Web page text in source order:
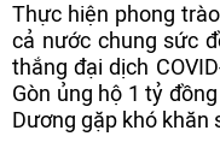
Thực hiện phong
cả nước chung sức
thắng đại dịch
Gòn ủng hộ 1 tỷ
Dương gặp khó khăn